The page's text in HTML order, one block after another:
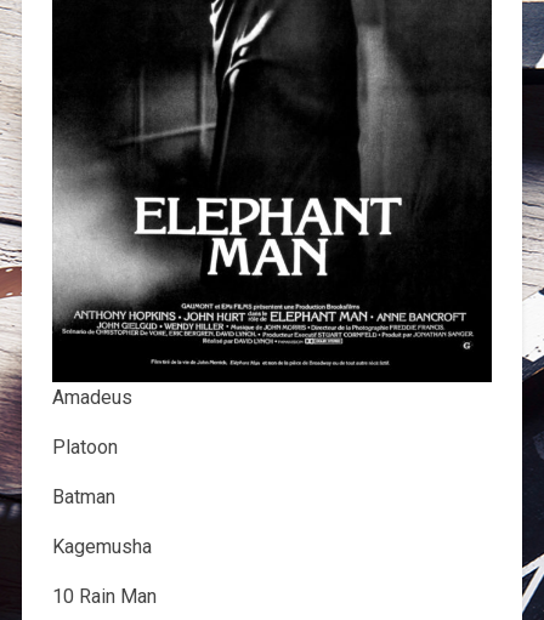
Amadeus
Platoon
Batman
Kagemusha
10 Rain Man